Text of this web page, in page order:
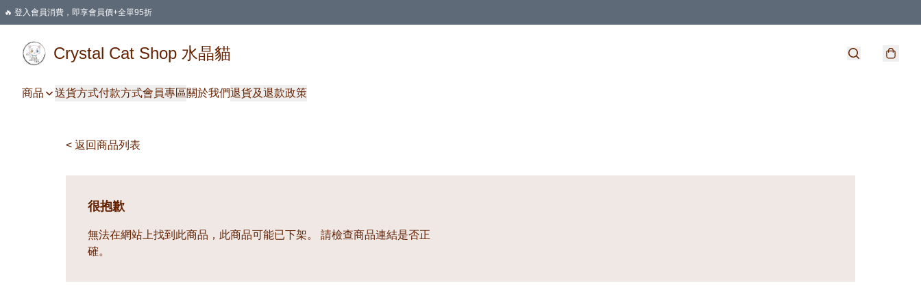
🔥 登入會員消費，即享會員價+全單95折
Crystal Cat Shop 水晶貓
商品 送貨方式付款方式會員專區關於我們退貨及退款政策
< 返回商品列表
很抱歉
無法在網站上找到此商品，此商品可能已下架。 請檢查商品連結是否正
確。